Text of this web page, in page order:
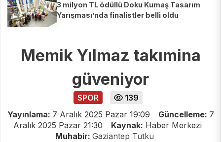
3 milyon TL ödüllü Doku Kumaş Tasarım
Yarışması’nda finalistler belli oldu
Memik Yılmaz takımina
güveniyor
SPOR
139
Yayınlama: 7 Aralık 2025 Pazar 19:09 Güncelleme: 7
Aralık 2025 Pazar 21:30
Kaynak: Haber Merkezi
Muhabir: Gaziantep Tutku